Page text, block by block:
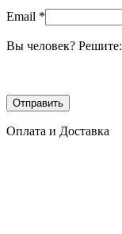
Email *
Вы человек? Решите:
Оплата и Доставка